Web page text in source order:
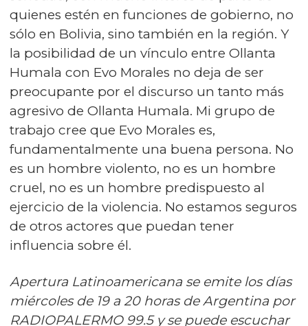
quienes estén en funciones de gobierno, no
sólo en Bolivia, sino también en la región. Y
la posibilidad de un vínculo entre Ollanta
Humala con Evo Morales no deja de ser
preocupante por el discurso un tanto más
agresivo de Ollanta Humala. Mi grupo de
trabajo cree que Evo Morales es,
fundamentalmente una buena persona. No
es un hombre violento, no es un hombre
cruel, no es un hombre predispuesto al
ejercicio de la violencia. No estamos seguros
de otros actores que puedan tener
influencia sobre él.
Apertura Latinoamericana se emite los días
miércoles de 19 a 20 horas de Argentina por
RADIOPALERMO 99.5 y se puede escuchar